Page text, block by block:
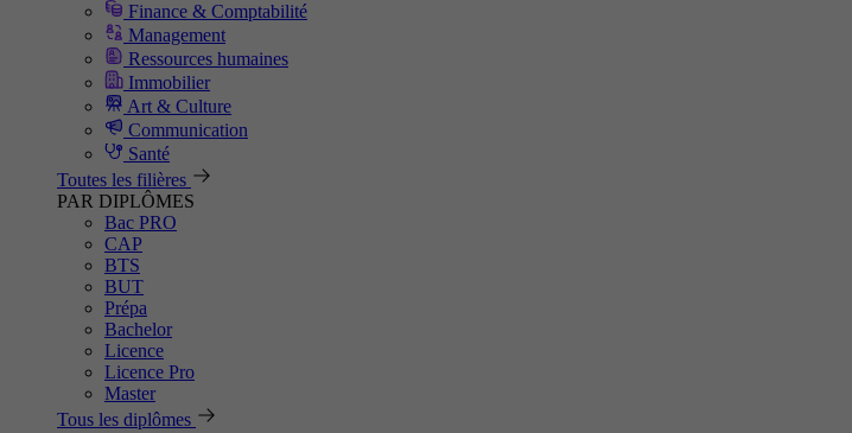
Finance & Comptabilité
Management
Ressources humaines
Immobilier
Art & Culture
Communication
Santé
Toutes les filières
PAR DIPLÔMES
Bac PRO
CAP
BTS
BUT
Prépa
Bachelor
Licence
Licence Pro
Master
Tous les diplômes